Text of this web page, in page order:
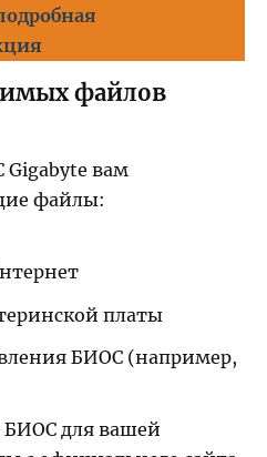
файлов
вам
файлы:
платы
БИОС (например,
БИОС для вашей